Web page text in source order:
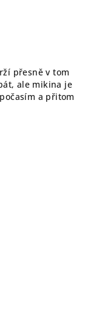
přesně v tom
ale mikina je
a přitom